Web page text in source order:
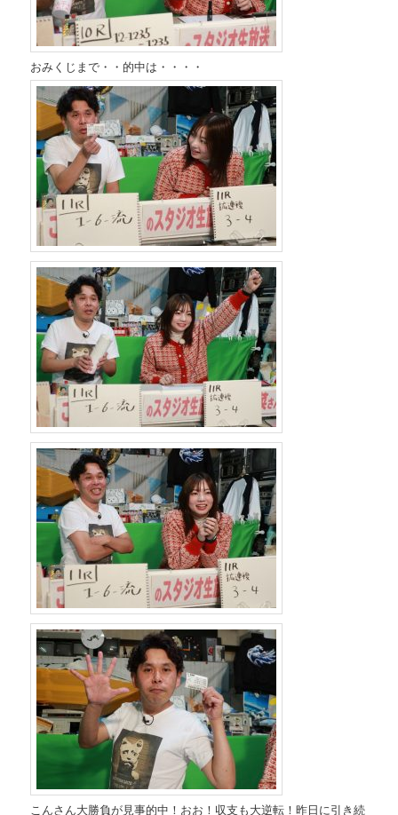
おみくじまで・・的中は・・・・
こんさん大勝負が見事的中！おお！収支も大逆転！昨日に引き続